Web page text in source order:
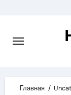
content
Главная